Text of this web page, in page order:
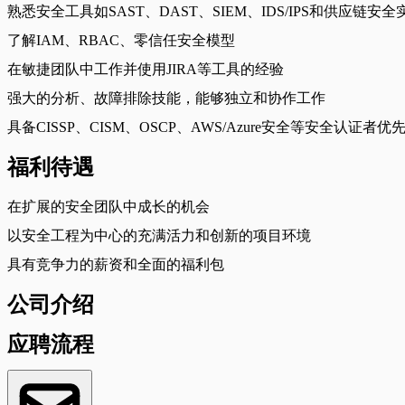
熟悉安全工具如SAST、DAST、SIEM、IDS/IPS和供应链安全
了解IAM、RBAC、零信任安全模型
在敏捷团队中工作并使用JIRA等工具的经验
强大的分析、故障排除技能，能够独立和协作工作
具备CISSP、CISM、OSCP、AWS/Azure安全等安全认证者优先
福利待遇
在扩展的安全团队中成长的机会
以安全工程为中心的充满活力和创新的项目环境
具有竞争力的薪资和全面的福利包
公司介绍
应聘流程